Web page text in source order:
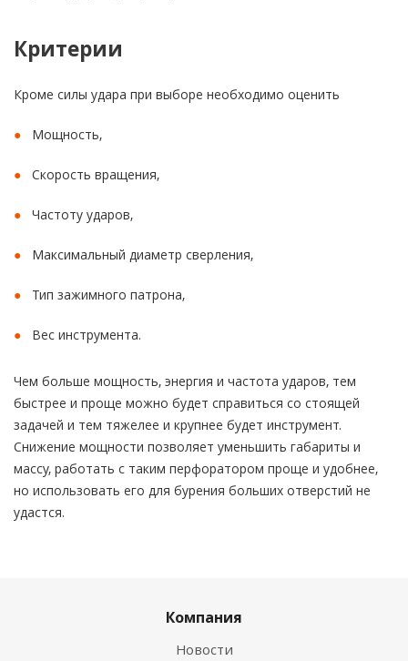
Критерии
Кроме силы удара при выборе необходимо оценить
Мощность,
Скорость вращения,
Частоту ударов,
Максимальный диаметр сверления,
Тип зажимного патрона,
Вес инструмента.
Чем больше мощность, энергия и частота ударов, тем
быстрее и проще можно будет справиться со стоящей
задачей и тем тяжелее и крупнее будет инструмент.
Снижение мощности позволяет уменьшить габариты и
массу, работать с таким перфоратором проще и удобнее,
но использовать его для бурения больших отверстий не
удастся.
Компания
Новости